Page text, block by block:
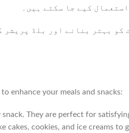
کیے جا سکتے ہیں۔
بہتر بنانے اور بلڈ
enhance your meals and snacks:
snack. They are perfect for
cakes, cookies, and ice creams to